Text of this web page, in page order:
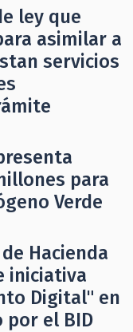
ley que
asimilar a
servicios
para
Verde
Hacienda
iniciativa
Digital" en
por el BID